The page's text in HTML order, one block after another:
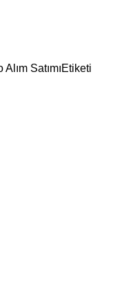
SatımıEtiketi